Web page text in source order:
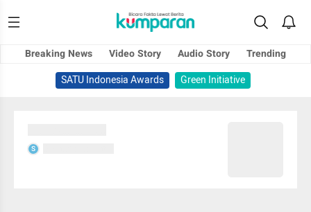
Breaking News Video Story Audio Story
Trending
SATU Indonesia Awards
Green Initiative
S